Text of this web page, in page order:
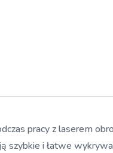
pracy z laserem
szybkie i łatwe